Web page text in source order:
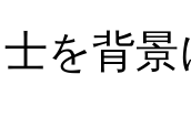
を背景